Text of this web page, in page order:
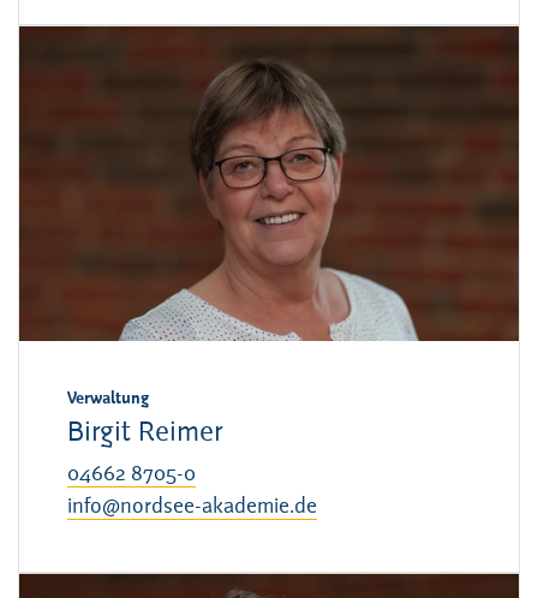
Verwaltung
Birgit Reimer
04662 8705-0
info@nordsee-akademie.de